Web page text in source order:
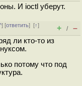
И ioctl уберут.
] [ответить][↑]
+ / –
ли кто-то из
потому что под